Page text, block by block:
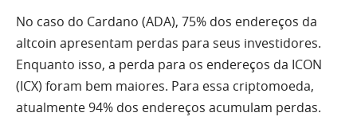
No caso do Cardano (ADA), 75% dos endereços da
altcoin apresentam perdas para seus investidores.
Enquanto isso, a perda para os endereços da ICON
(ICX) foram bem maiores. Para essa criptomoeda,
atualmente 94% dos endereços acumulam perdas.